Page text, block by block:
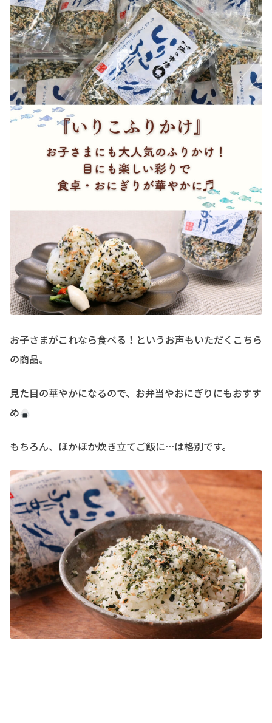
お子さまがこれなら食べる！というお声もいただくこちら
の商品。
見た目の華やかになるので、お弁当やおにぎりにもおすす
め
もちろん、ほかほか炊き立てご飯に…は格別です。